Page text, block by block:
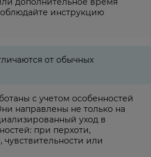
инструкцию
от обычных
с учетом особенностей
направлены не только на
уход в
при перхоти,
или